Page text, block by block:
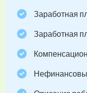
Заработная
Заработная